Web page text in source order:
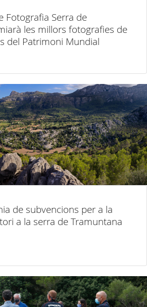
Fotografia Serra de
del Patrimoni Mundial
de subvencions per a la
a la serra de Tramuntana